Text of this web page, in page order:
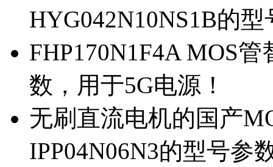
HYG042N10NS1B的
FHP170N1F4A MOS
数，用于5G电源！
无刷直流电机的国产
IPP04N06N3的型号参